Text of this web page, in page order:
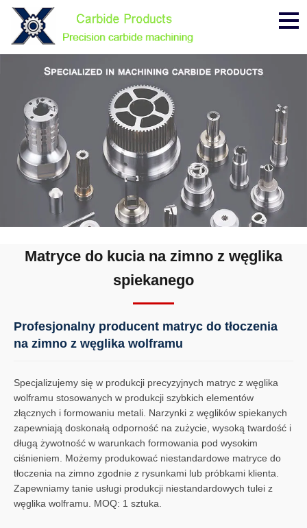
Matryce do kucia na zimno z węglika
spiekanego
Profesjonalny producent matryc do tłoczenia
na zimno z węglika wolframu
Specjalizujemy się w produkcji precyzyjnych matryc z węglika
wolframu stosowanych w produkcji szybkich elementów
złącznych i formowaniu metali. Narzynki z węglików spiekanych
zapewniają doskonałą odporność na zużycie, wysoką twardość i
długą żywotność w warunkach formowania pod wysokim
ciśnieniem. Możemy produkować niestandardowe matryce do
tłoczenia na zimno zgodnie z rysunkami lub próbkami klienta.
Zapewniamy tanie usługi produkcji niestandardowych tulei z
węglika wolframu. MOQ: 1 sztuka.